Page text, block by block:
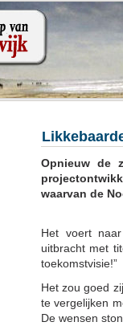
Opnieuw de
waarvan de
Het voert
uitbracht met
toekomstvisie!”
Het zou goed
te vergelijken
De wensen